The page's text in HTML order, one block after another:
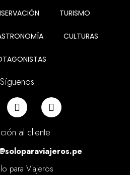
TURISMO
CULTURAS
Síguenos
al cliente
para Viajeros